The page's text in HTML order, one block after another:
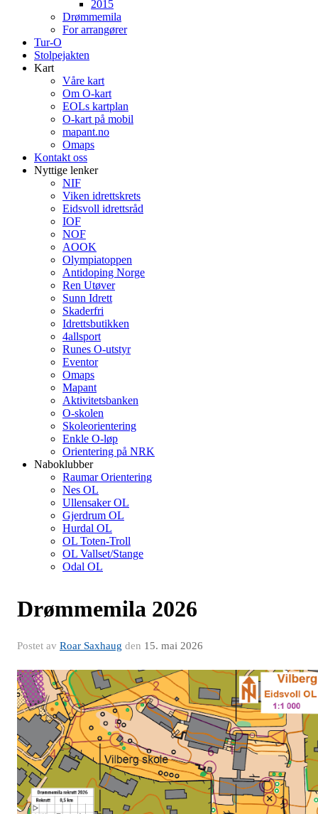
2015
Drømmemila
For arrangører
Tur-O
Stolpejakten
Kart
Våre kart
Om O-kart
EOLs kartplan
O-kart på mobil
mapant.no
Omaps
Kontakt oss
Nyttige lenker
NIF
Viken idrettskrets
Eidsvoll idrettsråd
IOF
NOF
AOOK
Olympiatoppen
Antidoping Norge
Ren Utøver
Sunn Idrett
Skaderfri
Idrettsbutikken
4allsport
Runes O-utstyr
Eventor
Omaps
Mapant
Aktivitetsbanken
O-skolen
Skoleorientering
Enkle O-løp
Orientering på NRK
Naboklubber
Raumar Orientering
Nes OL
Ullensaker OL
Gjerdrum OL
Hurdal OL
OL Toten-Troll
OL Vallset/Stange
Odal OL
Drømmemila 2026
Postet av Roar Saxhaug den 15. mai 2026